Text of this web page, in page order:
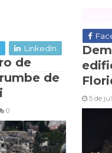
LinkedIn
5 de
de
de
0